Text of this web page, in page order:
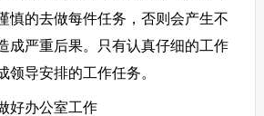
慎的去做每件任务，否则会产生不
成严重后果。只有认真仔细的工作
领导安排的工作任务。
办公室工作